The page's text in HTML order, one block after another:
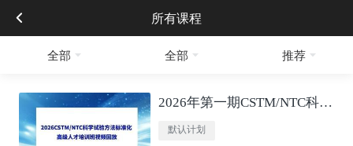
所有课程
全部 全部 推荐
2026年第一期CSTM/NTC科学试验方法标准化 高级人才培训班视频回放
默认计划